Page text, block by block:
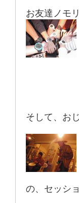
お友達ノモ
そして、お
の、セッショ